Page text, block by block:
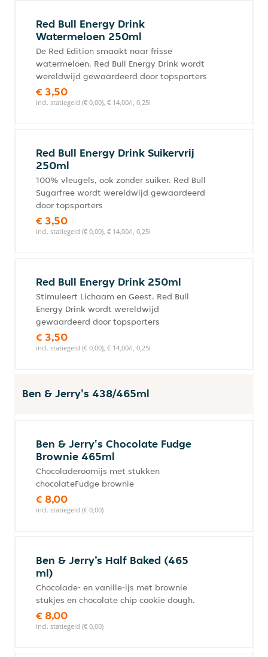
Red Bull Energy Drink
Watermeloen 250ml
De Red Edition smaakt naar frisse
watermeloen. Red Bull Energy Drink wordt
wereldwijd gewaardeerd door topsporters
€ 3,50
incl. statiegeld (€ 0,00), € 14,00/l, 0,25l
Red Bull Energy Drink Suikervrij
250ml
100% vleugels, ook zonder suiker. Red Bull
Sugarfree wordt wereldwijd gewaardeerd
door topsporters
€ 3,50
incl. statiegeld (€ 0,00), € 14,00/l, 0,25l
Red Bull Energy Drink 250ml
Stimuleert Lichaam en Geest. Red Bull
Energy Drink wordt wereldwijd
gewaardeerd door topsporters
€ 3,50
incl. statiegeld (€ 0,00), € 14,00/l, 0,25l
Ben & Jerry's 438/465ml
Ben & Jerry's Chocolate Fudge
Brownie 465ml
Chocoladeroomijs met stukken
chocolateFudge brownie
€ 8,00
incl. statiegeld (€ 0,00)
Ben & Jerry’s Half Baked (465
ml)
Chocolade- en vanille-ijs met brownie
stukjes en chocolate chip cookie dough.
€ 8,00
incl. statiegeld (€ 0,00)